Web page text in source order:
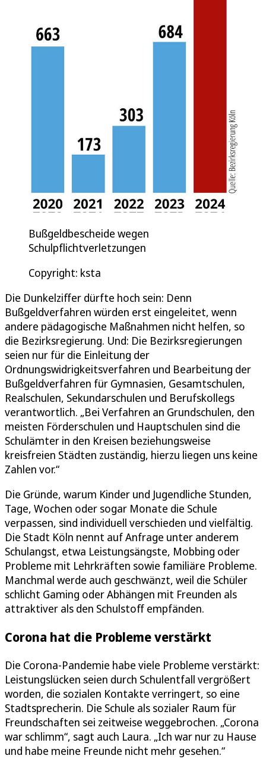
Bußgeldbescheide wegen
Schulpflichtverletzungen
Copyright: ksta
Die Dunkelziffer dürfte hoch sein: Denn
Bußgeldverfahren würden erst eingeleitet, wenn
andere pädagogische Maßnahmen nicht helfen, so
die Bezirksregierung. Und: Die Bezirksregierungen
seien nur für die Einleitung der
Ordnungswidrigkeitsverfahren und Bearbeitung der
Bußgeldverfahren für Gymnasien, Gesamtschulen,
Realschulen, Sekundarschulen und Berufskollegs
verantwortlich. „Bei Verfahren an Grundschulen, den
meisten Förderschulen und Hauptschulen sind die
Schulämter in den Kreisen beziehungsweise
kreisfreien Städten zuständig, hierzu liegen uns keine
Zahlen vor.“
Die Gründe, warum Kinder und Jugendliche Stunden,
Tage, Wochen oder sogar Monate die Schule
verpassen, sind individuell verschieden und vielfältig.
Die Stadt Köln nennt auf Anfrage unter anderem
Schulangst, etwa Leistungsängste, Mobbing oder
Probleme mit Lehrkräften sowie familiäre Probleme.
Manchmal werde auch geschwänzt, weil die Schüler
schlicht Gaming oder Abhängen mit Freunden als
attraktiver als den Schulstoff empfänden.
Corona hat die Probleme verstärkt
Die Corona-Pandemie habe viele Probleme verstärkt:
Leistungslücken seien durch Schulentfall vergrößert
worden, die sozialen Kontakte verringert, so eine
Stadtsprecherin. Die Schule als sozialer Raum für
Freundschaften sei zeitweise weggebrochen. „Corona
war schlimm“, sagt auch Laura. „Ich war nur zu Hause
und habe meine Freunde nicht mehr gesehen.“